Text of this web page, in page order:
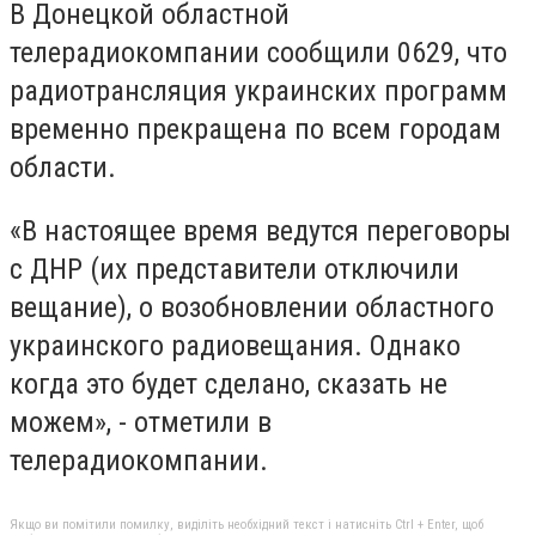
В Донецкой областной
телерадиокомпании сообщили 0629, что
радиотрансляция украинских программ
временно прекращена по всем городам
области.
«В настоящее время ведутся переговоры
с ДНР (их представители отключили
вещание), о возобновлении областного
украинского радиовещания. Однако
когда это будет сделано, сказать не
можем», - отметили в
телерадиокомпании.
Якщо ви помітили помилку, виділіть необхідний текст і натисніть Ctrl + Enter, щоб